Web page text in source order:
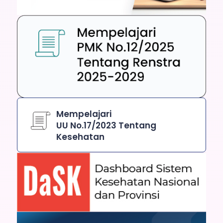
Mempelajari
UU No.17/2023 Tentang
Kesehatan